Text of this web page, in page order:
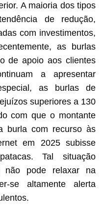
A maioria dos tipos
de redução,
com investimentos,
as burlas
de apoio aos clientes
a apresentar
as burlas de
superiores a 130
com que o montante
burla com recurso às
em 2025 subisse
Tal situação
não pode relaxar na
se altamente alerta